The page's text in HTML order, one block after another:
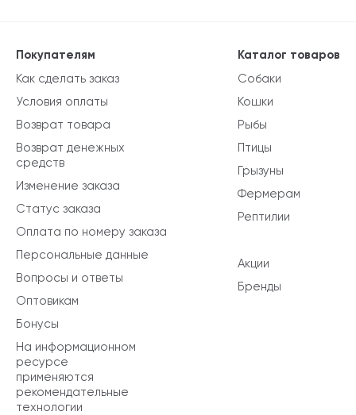
Каталог товаров
Собаки
Кошки
Рыбы
Птицы
Грызуны
Фермерам
Рептилии
Акции
Бренды
Покупателям
Как сделать заказ
Условия оплаты
Возврат товара
Возврат денежных
средств
Изменение заказа
Статус заказа
Оплата по номеру заказа
Персональные данные
Вопросы и ответы
Оптовикам
Бонусы
На информационном
ресурсе
применяются
рекомендательные
технологии